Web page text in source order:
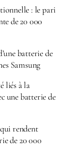
: le pari
de 20 000
batterie de
Samsung
liés à la
une batterie de
rendent
de 20 000